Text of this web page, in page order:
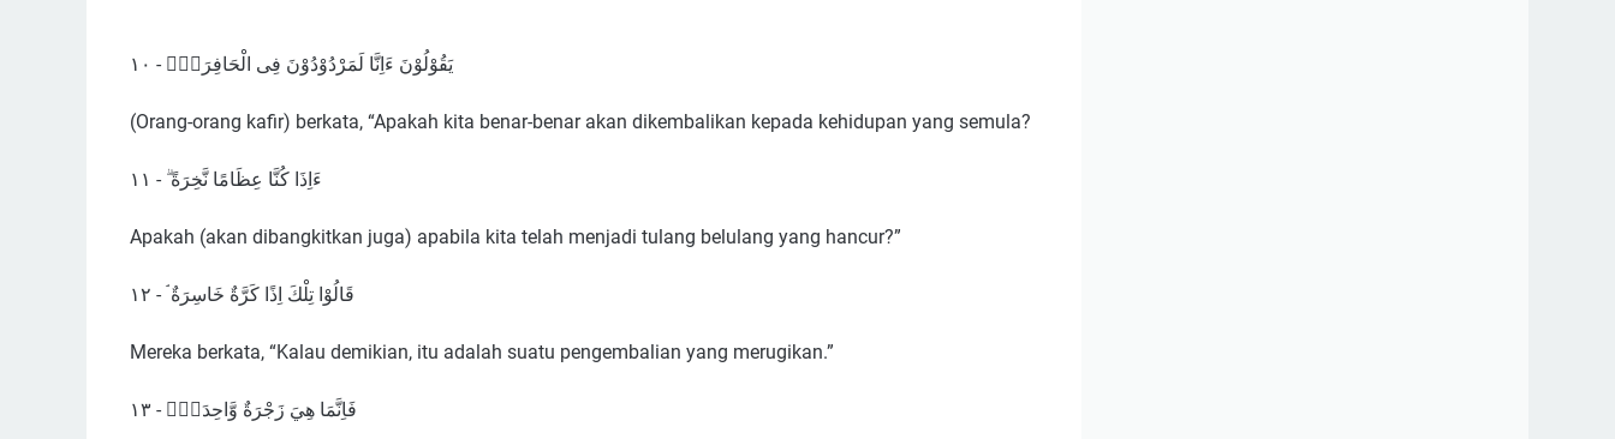
يَقُوْلُوْنَ ءَاِنَّا لَمَرْدُوْدُوْنَ فِى الْحَافِرَةِۗ - ١٠
(Orang-orang kafir) berkata, “Apakah kita benar-benar akan dikembalikan kepada kehidupan yang semula?
ءَاِذَا كُنَّا عِظَامًا نَّخِرَةً ۗ - ١١
Apakah (akan dibangkitkan juga) apabila kita telah menjadi tulang belulang yang hancur?”
قَالُوْا تِلْكَ اِذًا كَرَّةٌ خَاسِرَةٌ ۘ - ١٢
Mereka berkata, “Kalau demikian, itu adalah suatu pengembalian yang merugikan.”
فَاِنَّمَا هِيَ زَجْرَةٌ وَّاحِدَةٌۙ - ١٣